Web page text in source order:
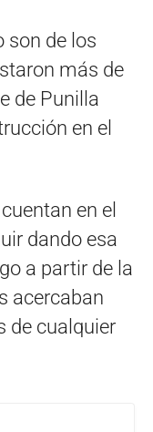
son de los
más de
de Punilla
en el
en el
dando esa
a partir de la
acercaban
de cualquier